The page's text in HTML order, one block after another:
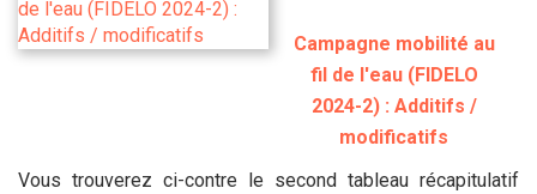
Campagne mobilité au
fil de l'eau (FIDELO
2024-2) : Additifs /
modificatifs
Vous trouverez ci-contre le second tableau récapitulatif